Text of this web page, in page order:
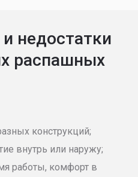
недостатки
распашных
конструкций;
внутрь или наружу;
работы, комфорт в